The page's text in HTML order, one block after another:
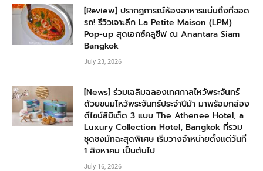
[Review] ปรากฏการณ์ห้องอาหารแน่นถึงที่จอด
รถ! รีวิวเจาะลึก La Petite Maison (LPM)
Pop-up สุดเอกซ์คลูซีฟ ณ Anantara Siam
Bangkok
July 23, 2026
[News] ร่วมเฉลิมฉลองเทศกาลไหว้พระจันทร์
ด้วยขนมไหว้พระจันทร์ประจำปีม้า มาพร้อมกล่อง
ดีไซน์ลิมิเต็ด 3 แบบ The Athenee Hotel, a
Luxury Collection Hotel, Bangkok ที่รวม
ชุดชงมัทฉะสุดพิเศษ เริ่มวางจำหน่ายตั้งแต่วันที่
1 สิงหาคม เป็นต้นไป
July 16, 2026